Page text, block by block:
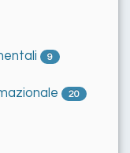
9
20